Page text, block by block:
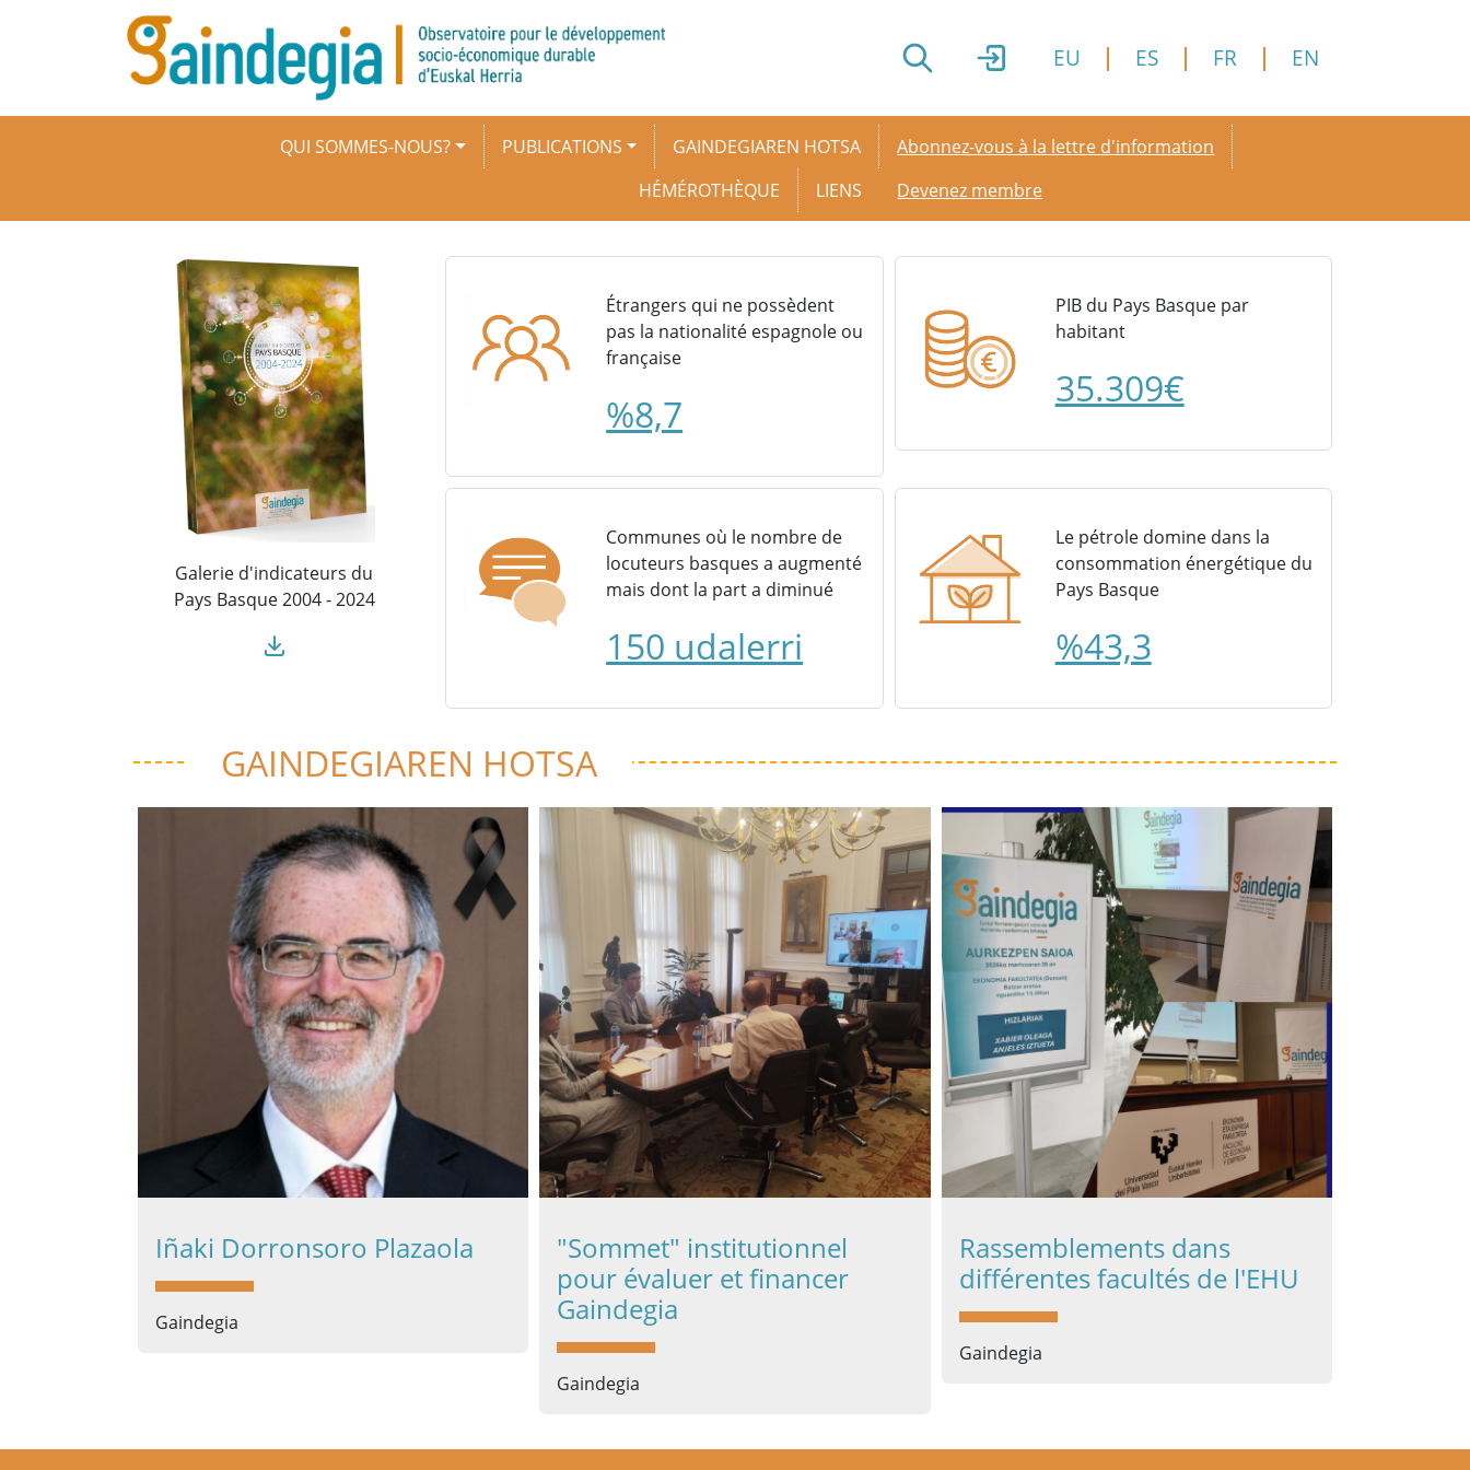
Aller au contenu principal
EU ES FR EN
Navigation principaleQUI SOMMES-NOUS? PUBLICATIONS
GAINDEGIAREN HOTSA
HÉMÉROTHÈQUE
LIENS
Secondary menu
Abonnez-vous à la lettre d'information
Devenez membre
Galerie d'indicateurs du
Pays Basque 2004 - 2024
Étrangers qui ne possèdent
pas la nationalité espagnole ou
française
%8,7
PIB du Pays Basque par
habitant
35.309€
Communes où le nombre de
locuteurs basques a augmenté
mais dont la part a diminué
150 udalerri
Le pétrole domine dans la
consommation énergétique du
Pays Basque
%43,3
GAINDEGIAREN HOTSA
Iñaki Dorronsoro Plazaola
Gaindegia
"Sommet" institutionnel
pour évaluer et financer
Gaindegia
Gaindegia
Rassemblements dans
différentes facultés de l'EHU
Gaindegia